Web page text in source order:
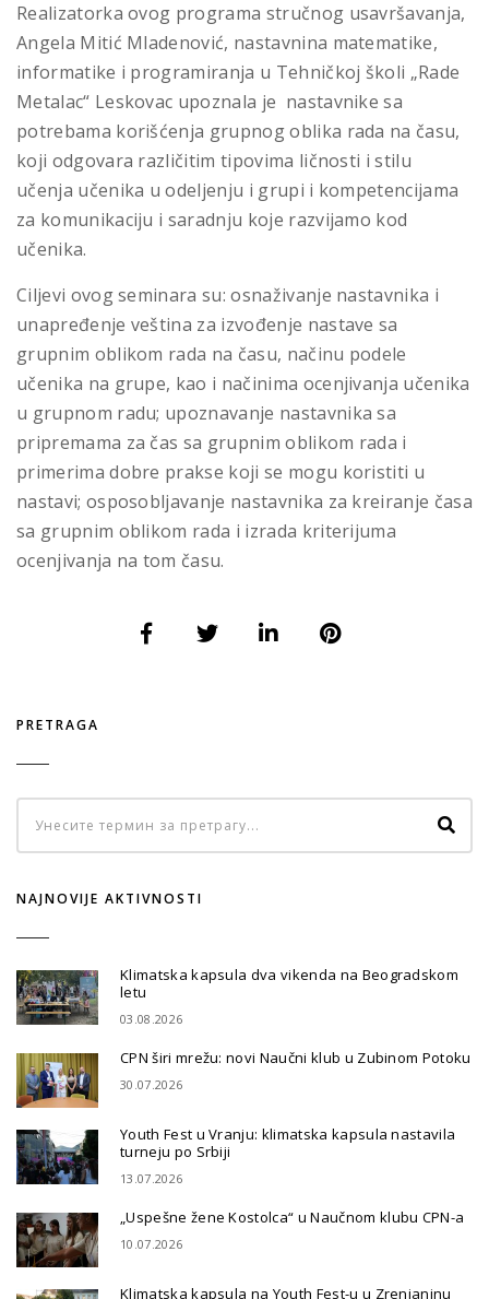
Realizatorka ovog programa stručnog usavršavanja,
Angela Mitić Mladenović, nastavnina matematike,
informatike i programiranja u Tehničkoj školi „Rade
Metalac“ Leskovac upoznala je nastavnike sa
potrebama korišćenja grupnog oblika rada na času,
koji odgovara različitim tipovima ličnosti i stilu
učenja učenika u odeljenju i grupi i kompetencijama
za komunikaciju i saradnju koje razvijamo kod
učenika.
Ciljevi ovog seminara su: osnaživanje nastavnika i
unapređenje veština za izvođenje nastave sa
grupnim oblikom rada na času, načinu podele
učenika na grupe, kao i načinima ocenjivanja učenika
u grupnom radu; upoznavanje nastavnika sa
pripremama za čas sa grupnim oblikom rada i
primerima dobre prakse koji se mogu koristiti u
nastavi; osposobljavanje nastavnika za kreiranje časa
sa grupnim oblikom rada i izrada kriterijuma
ocenjivanja na tom času.
PRETRAGA
NAJNOVIJE AKTIVNOSTI
Klimatska kapsula dva vikenda na Beogradskom
letu
03.08.2026
CPN širi mrežu: novi Naučni klub u Zubinom Potoku
30.07.2026
Youth Fest u Vranju: klimatska kapsula nastavila
turneju po Srbiji
13.07.2026
„Uspešne žene Kostolca“ u Naučnom klubu CPN-a
10.07.2026
Klimatska kapsula na Youth Fest-u u Zrenjaninu